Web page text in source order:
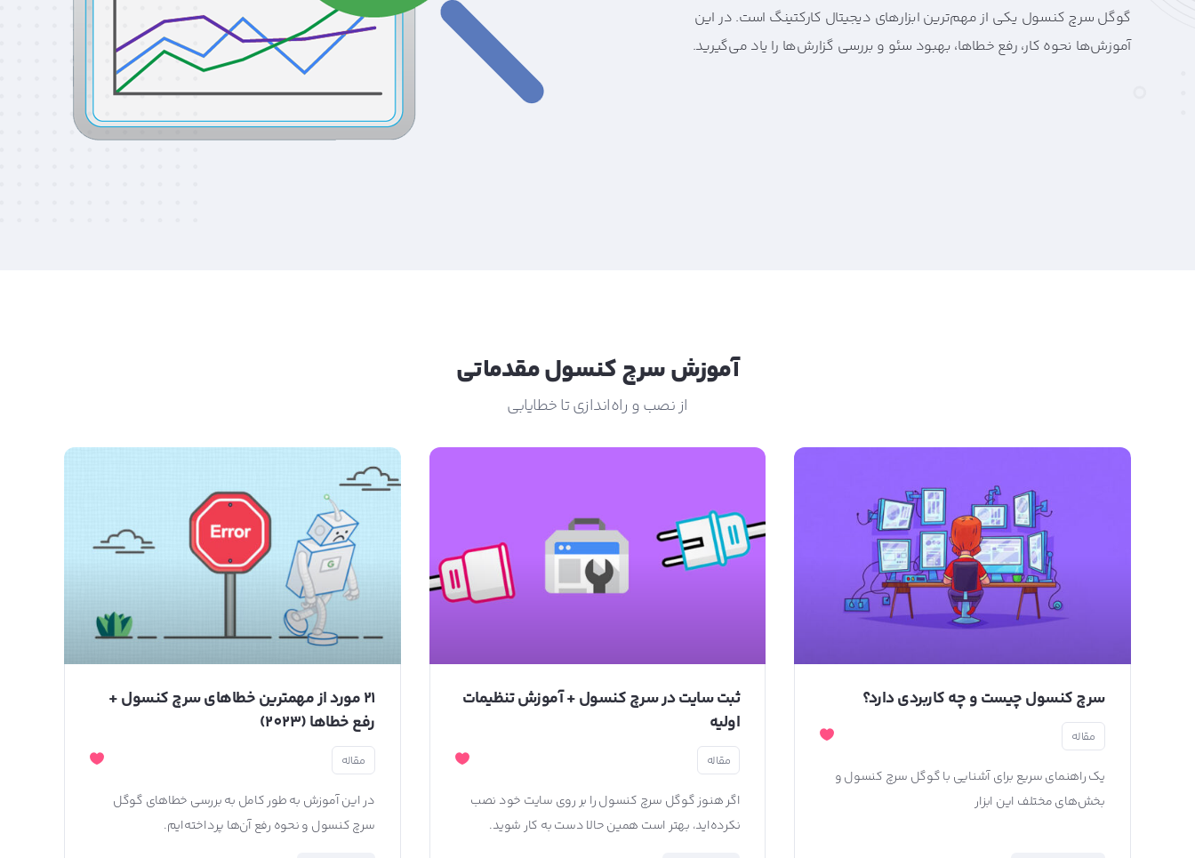
گوگل سرچ کنسول یکی از مهم‌ترین ابزارهای دیجیتال کارکتینگ است. در این
آموزش‌ها نحوه کار، رفع خطاها، بهبود سئو و بررسی گزارش‌ها را یاد می‌گیرید.
آموزش سرچ کنسول مقدماتی
از نصب و راه‌اندازی تا خطایابی
سرچ کنسول چیست و چه کاربردی دارد؟
مقاله
یک راهنمای سریع برای آشنایی با گوگل سرچ کنسول و
بخش‌های مختلف این ابزار
ثبت سایت در سرچ کنسول + آموزش تنظیمات
اولیه
مقاله
اگر هنوز گوگل سرچ کنسول را بر روی سایت خود نصب
نکرده‌اید، بهتر است همین حالا دست به کار شوید.
21 مورد از مهمترین خطاهای سرچ کنسول +
رفع خطاها (2023)
مقاله
در این آموزش به طور کامل به بررسی خطاهای گوگل
سرچ کنسول و نحوه رفع آن‌ها پرداخته‌ایم.